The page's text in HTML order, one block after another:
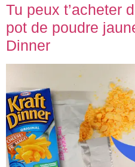
Tu peux t’acheter
pot de poudre
Dinner